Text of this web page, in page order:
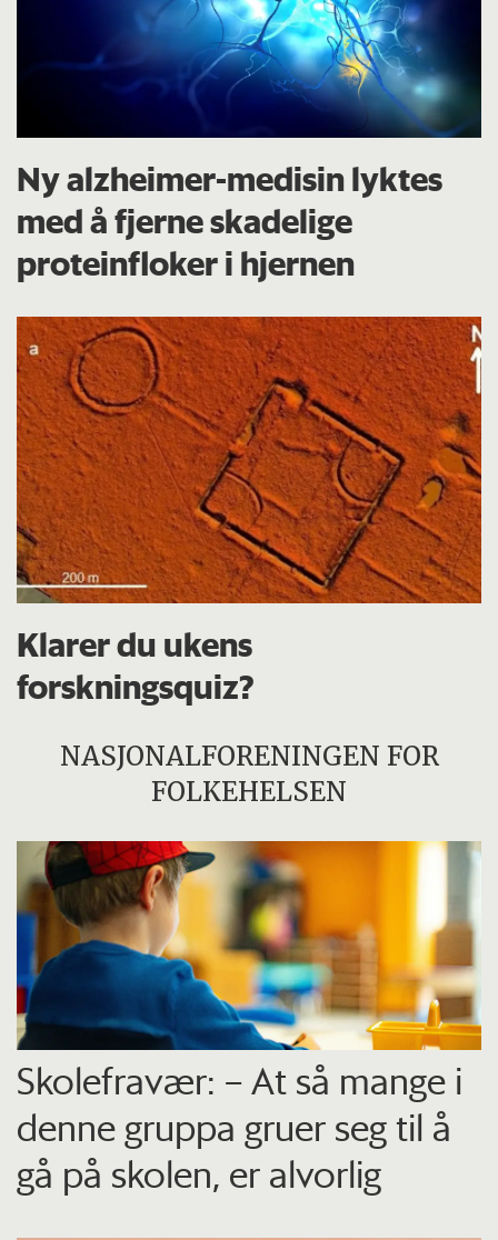
Ny alzheimer-medisin lyktes
med å fjerne skadelige
proteinfloker i hjernen
Klarer du ukens
forskningsquiz?
NASJONALFORENINGEN FOR
FOLKEHELSEN
Skolefravær: – At så mange i
denne gruppa gruer seg til å
gå på skolen, er alvorlig